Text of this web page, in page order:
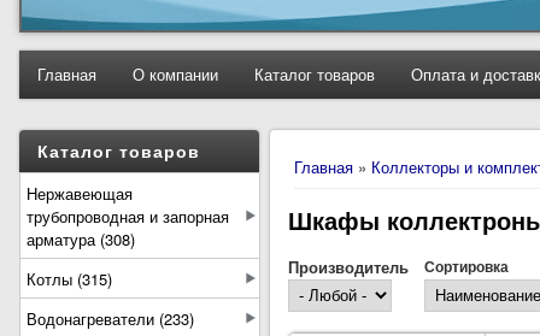
Главная О компании Каталог товаров Оплата и
Главная» Коллекторы и
Шкафы
Производитель Сортировка
Каталог товаров
Нержавеющая
трубопроводная и запорная
арматура (308)
Котлы (315)
Водонагреватели (233)